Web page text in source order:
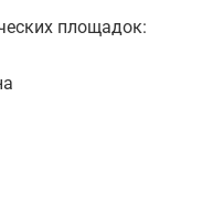
площадок: